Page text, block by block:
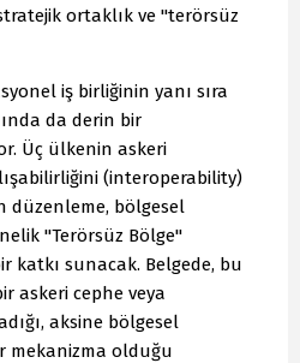
ortaklık ve "terörsüz
iş birliğinin yanı sıra
da derin bir
Üç ülkenin askeri
(interoperability)
düzenleme, bölgesel
"Terörsüz Bölge"
katkı sunacak. Belgede, bu
askeri cephe veya
aksine bölgesel
mekanizma olduğu